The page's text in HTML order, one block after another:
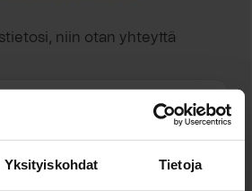
Yksityiskohdat Tietoja
niin otan yhteyttä